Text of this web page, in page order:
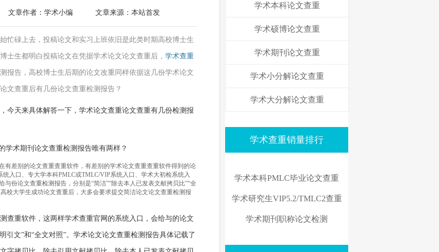
文章作者：学术小编 文章来源：本站首发
忙碌上去，投稿论文和实习上班依旧是此类时期高校博士生
士生都明白投稿论文在凭据学术论文论文查重后， 学术查重
报告，高校博士生后期的论文改重同样依据这几份学术论文
文查重后有几份论文查重检测报告？
今天来具体解答一下，学术论文查重论文查重有几份检测报
有差别的论文查重查重软件，有差别的学术论文查重查重软件得到的论
入口、专大学本科PMLC或TMLC/VIP系统入口、学术大初检系统入
份论文查重检测报告，分别是“简洁”“除去本人已发表文献拷贝比”“全
校大学生成功论文查重后，大多会要求提交简洁论文论文查重检测报
查重软件，这两样学术查重官网的系统入口，会给与的论文
引文”和“全文对照”。学术论文论文查重检测报告具体记载了
学术本科论文查重
学术硕博论文查重
学术期刊论文查重
学术小分解论文查重
学术大分解论文查重
学术查重销量排行
学术本科PMLC毕业论文查重
学术研究生VIP5.2/TMLC2查重
学术期刊职称论文检测